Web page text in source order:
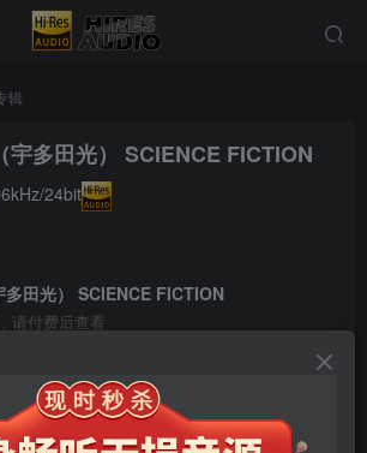
辑
宇多田光） SCIENCE FICTION
24bit
田光） SCIENCE FICTION
请付费后查看
9.9 ￥99
免费 永久会员免费